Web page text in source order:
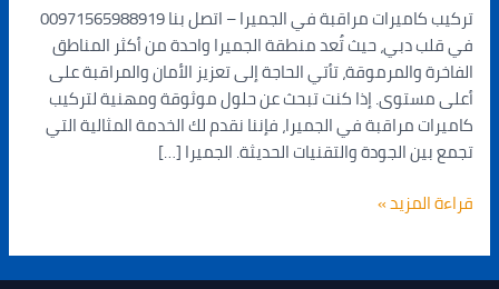
تركيب كاميرات مراقبة في الجميرا – اتصل بنا 00971565988919
في قلب دبي، حيث تُعد منطقة الجميرا واحدة من أكثر المناطق
الفاخرة والمرموقة، تأتي الحاجة إلى تعزيز الأمان والمراقبة على
أعلى مستوى. إذا كنت تبحث عن حلول موثوقة ومهنية لتركيب
كاميرات مراقبة في الجميرا، فإننا نقدم لك الخدمة المثالية التي
تجمع بين الجودة والتقنيات الحديثة. الجميرا […]
قراءة المزيد »